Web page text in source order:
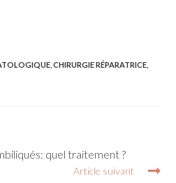
CHIRURGIE RÉPARATRICE
quel traitement ?
Article suivant